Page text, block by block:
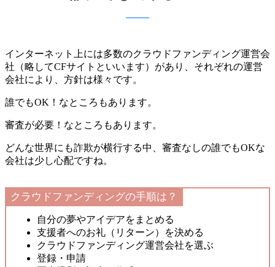
インターネット上には多数のクラウドファンディング運営会
社（略してCFサイトといいます）があり、それぞれの運営
会社により、方針は様々です。
誰でもOK！なところもあります。
審査が必要！なところもあります。
どんな世界にも詐欺が横行する中、審査なしの誰でもOKな
会社は少し心配ですね。
クラウドファンディングの手順は？
自分の夢やアイデアをまとめる
支援者へのお礼（リターン）を決める
クラウドファンディング運営会社を選ぶ
登録・申請